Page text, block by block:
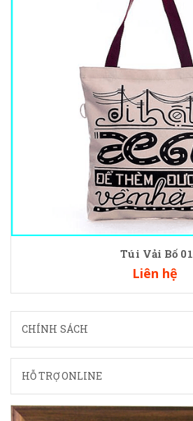
Túi Vải Bố 01
Liên hệ
CHÍNH SÁCH
HỖ TRỢ ONLINE